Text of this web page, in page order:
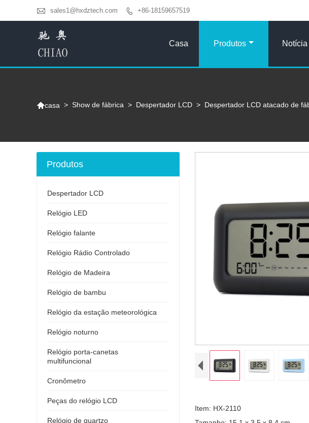
 sales1@hxdztech.com  +86-18159657519
Casa Produtos Notícia
casa > Show de fábrica > Despertador LCD > Despertador LCD atacado de
Item: HX-2110
Produtos
Despertador LCD
Relógio LED
Relógio falante
Relógio Rádio Controlado
Relógio de Madeira
Relógio de bambu
Relógio da estação meteorológica
Relógio noturno
Relógio porta-canetas
multifuncional
Cronômetro
Peças do relógio LCD
Relógio de quartzo